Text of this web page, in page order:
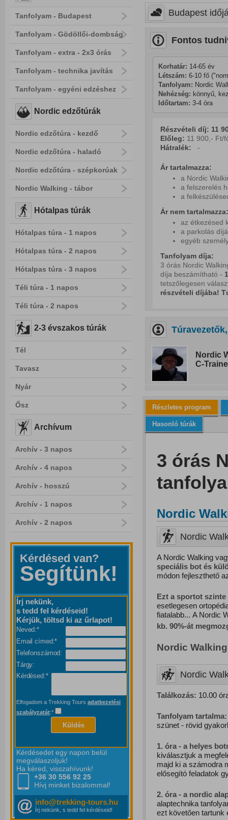
Tanfolyam - Budapest
Tanfolyam - Gödöllői-dombság
Tanfolyam - extra - 2x3 órás
Tanfolyam - technika javítás
Tanfolyam - egyéni edzéshez
Nordic edzőtúrák
Nordic edzőtúra - kezdő
Nordic edzőtúra - haladó
Nordic edzőtúra - szépkorúak
Nordic Walking - tábor
Hótalpas túrák
Hótalpas túra - 1 napos
Hótalpas túra - 2 napos
Hótalpas túra - 3 napos
Téli túra - 1 napos
Téli túra - 2 napos
2-3 évszakos túrák
Tél
Tavasz
Nyár
Ősz
Archívum
Archív - 3 napos
Archív - 4 napos
Archív - hosszú
Archív - 1 napos
Archív - 2 napos
Kérdésed van?
Segítünk!
Írj nekünk,
s tedd fel kérdéseid!
Kérjük, töltsd ki az űrlapot!
Neved:*
Email címed:*
Telefonszámod:
Tárgy:
Kérdésed:*
Elfogadom a Trekking Tours adatkezelési
szabályzatát:*
Küldés
Kérdésedet egy napon belül
megválaszoljuk!
Ha kéred, visszahívunk!
+36 30 556 92 25
Hívj minket bizalommal!
info@trekking-tours.hu
Írj nekünk, s tedd fel kérdéseid!
Budapest
Fontos
Korhatár: 14-65 év
Létszám: 6-10 fő
Tanfolyam: Nordic
Nehézség: könnyű,
Időtartam: 3-4 óra
Részvételi díj: 11
Előleg: 11 900,- Ft/
Hátralék: -
Ár tartalmazza:
a Nordic
a felszerelés
a
Ár nem tartalmazza:
az étkezésed
a parkolás
egyéb
Tanfolyam díja:
3 órás Nordic
díja beszámítható -
tetszőlegesen
részvételi díjába!
Nordic
C-
Részletes program
Hasonló túrák
3 órás
Nordic
Nordic
A Nordic Walking
speciális bot és
módon fejleszthető
Ezt a sportot szinte
esetlegesen
fiatalabb... A Nordic
kb. 90%-át
Nordic
Nordic
Találkozás: 10.00
Tanfolyam tartalma:
szünet - rövid
1. óra - a helyes
kiválasztjuk a
majd ki a számodra
elősegító feladatok
2. óra - a nordic
alaptechnika
ezt követően tartunk